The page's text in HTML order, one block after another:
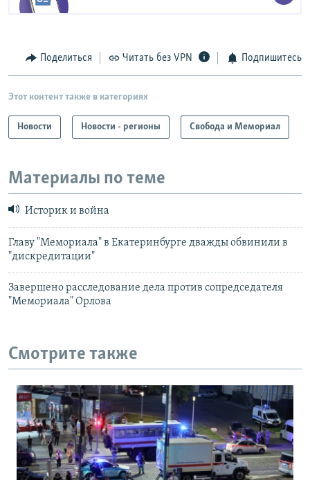
Поделиться Читать без VPN Подпишитесь
Этот контент также в категориях
Новости Новости - регионы Свобода и Мемориал
Материалы по теме
Историк и война
Главу "Мемориала" в Екатеринбурге дважды обвинили в
"дискредитации"
Завершено расследование дела против сопредседателя
"Мемориала" Орлова
Смотрите также